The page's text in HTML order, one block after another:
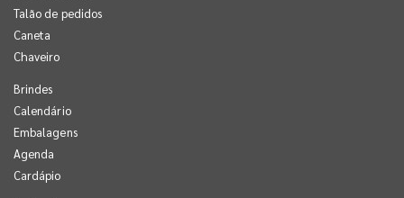
Talão de pedidos
Caneta
Chaveiro
Brindes
Calendário
Embalagens
Agenda
Cardápio